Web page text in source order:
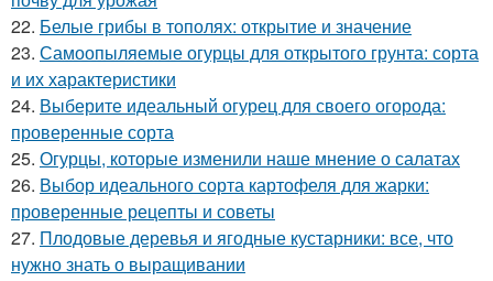
22. Белые грибы в тополях: открытие и значение
23. Самоопыляемые огурцы для открытого грунта: сорта
и их характеристики
24. Выберите идеальный огурец для своего огорода:
проверенные сорта
25. Огурцы, которые изменили наше мнение о салатах
26. Выбор идеального сорта картофеля для жарки:
проверенные рецепты и советы
27. Плодовые деревья и ягодные кустарники: все, что
нужно знать о выращивании